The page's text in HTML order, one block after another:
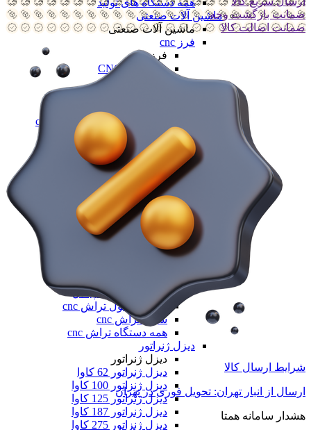
ماشین آلات صنعتی
ماشین آلات صنعتی
فرز cnc
فرز cnc
فرز افقی CNC
فرز سه، چهار و پنج محور cnc
فرز عمودی CNC
فرز معمولی cnc
فرز میل ترن
فرز مینیاتوری cnc
همه فرز cnc
دستگاه تراش cnc
دستگاه تراش cnc
تراش cnc با محور c و y
تراش بورینگ CNC
تراش افقی CNC
تراش مولتی اسپیندل
دستگاه طول تراش cnc
سری تراش cnc
همه دستگاه تراش cnc
دیزل ژنراتور
دیزل ژنراتور
دیزل ژنراتور 62 کاوا
دیزل ژنزاتور 100 کاوا
دیزل ژنراتور 125 کاوا
دیزل ژنراتور 187 کاوا
دیزل ژنزاتور 275 کاوا
ضمانت بازگشت وجه
ضمانت اضالت کالا
شرایط ارسال کالا
ارسال از انبار تهران: تحویل فوری در تهران
هشدار سامانه همتا